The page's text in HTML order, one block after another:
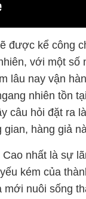
được kể công
với một số
lâu nay vận
nhiên tồn
câu hỏi đặt ra
gian, hàng giả
nhất là sự
kém của
nuôi sống